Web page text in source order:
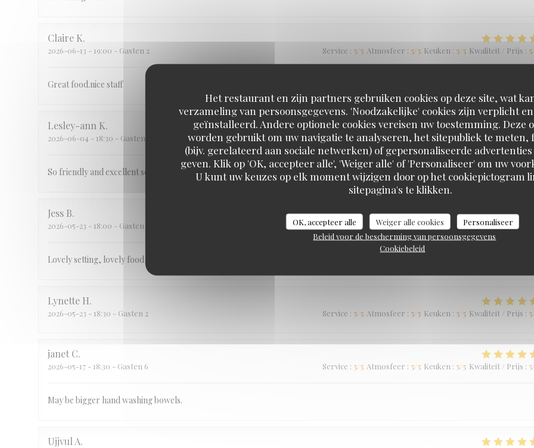
Het restaurant en zijn partners gebruiken cookies op deze site, wat
verzameling van persoonsgegevens. 'Noodzakelijke' cookies zijn verplicht
geïnstalleerd. Andere optionele cookies vereisen uw toestemming. Deze
worden gebruikt om uw navigatie te analyseren, het sitepubliek te meten,
(bijv. gerelateerd aan sociale netwerken) of gepersonaliseerde
geven. Klik op 'OK, accepteer alle', 'Weiger alle' of 'Personaliseer' om uw
U kunt uw keuzes op elk moment wijzigen door op het cookiepictogram
sitepagina's te klikken.
OK, accepteer alle Weiger alle cookies
Personaliseer
Beleid voor de bescherming van persoonsgegevens
Cookiebeleid
Claire K
2026-06-13 - 19:00 - Gasten 2 Service : 5/5 Atmosfeer : 5/5 Keuken : 5/5 Kwaliteit / Prijs : 5
Great food.nice staff
Lesley-ann K
2026-06-04 - 18:30 - Gasten 5 Service: /5 Atmosfeer: 5 /5 Keuken: 5/5 Kwaliteit / Prijs: 5
So friendly and excellent service
Jess B
2026-05-23 - 18:00 - Gasten 4 Service:5 /5 Atmosfeer:5/5 Keuken 5 /5 Kwaliteit / Prijs
Lovely setting, lovely food and brilliant service
Lynette H
2026-05-23 - 18:30 - Gasten 2 Service : 5/5 Atmosfeer : 5/5 Keuken : 5/5 Kwaliteit / Prijs : 5
janet C
2026-05-17 - 18:30 - Gasten 6 Service : 5/5 Atmosfeer : 5/5 Keuken : 5/5 Kwaliteit / Prijs : 5
May be bigger hand washing bowels.
Ujjvul A
Braai Shack Restaurant